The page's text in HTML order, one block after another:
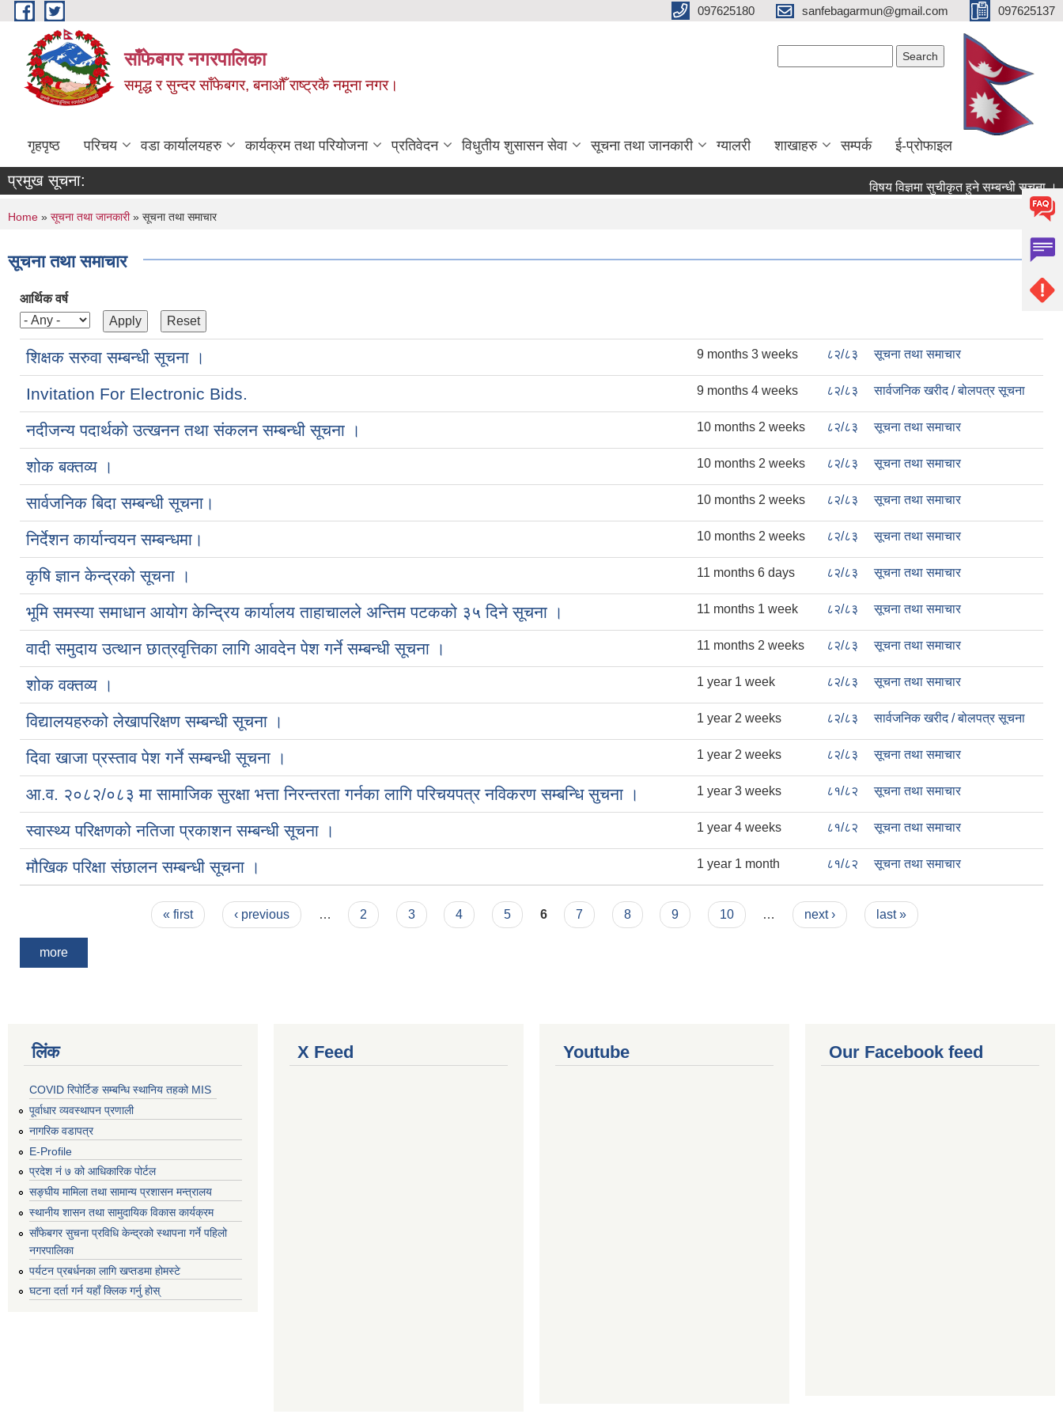
Skip to main content 097625180 sanfebagarmun@gmail.com 097625137
साँफेबगर नगरपालिका
समृद्ध र सुन्दर साँफेबगर, बनाऔँ राष्ट्रकै नमूना नगर।
गृहपृष्ठ परिचय वडा कार्यालयहरु कार्यक्रम तथा परियोजना प्रतिवेदन विधुतीय शुसासन सेवा सूचना तथा जानकारी ग्यालरी शाखाहरु सम्पर्क ई-प्रोफाइल
प्रमुख सूचना: विषय विज्ञमा सुचीकृत हुने सम्बन्धी सूचना ।
You are here
Home » सूचना तथा जानकारी» सूचना तथा समाचार
सूचना तथा समाचार
आर्थिक वर्ष
शिक्षक सरुवा सम्बन्धी सूचना । 9 months 3 weeks ८२/८३ सूचना तथा समाचार
Invitation For Electronic Bids. 9 months 4 weeks ८२/८३ सार्वजनिक खरीद / बोलपत्र सूचना
नदीजन्य पदार्थको उत्खनन तथा संकलन सम्बन्धी सूचना । 10 months 2 weeks ८२/८३ सूचना तथा समाचार
शोक बक्तव्य । 10 months 2 weeks ८२/८३ सूचना तथा समाचार
सार्वजनिक बिदा सम्बन्धी सूचना। 10 months 2 weeks ८२/८३ सूचना तथा समाचार
निर्देशन कार्यान्वयन सम्बन्धमा। 10 months 2 weeks ८२/८३ सूचना तथा समाचार
कृषि ज्ञान केन्द्रको सूचना । 11 months 6 days ८२/८३ सूचना तथा समाचार
भूमि समस्या समाधान आयोग केन्द्रिय कार्यालय ताहाचालले अन्तिम पटकको ३५ दिने सूचना । 11 months 1 week ८२/८३ सूचना तथा समाचार
वादी समुदाय उत्थान छात्रवृत्तिका लागि आवदेन पेश गर्ने सम्बन्धी सूचना । 11 months 2 weeks ८२/८३ सूचना तथा समाचार
शोक वक्तव्य । 1 year 1 week ८२/८३ सूचना तथा समाचार
विद्यालयहरुको लेखापरिक्षण सम्बन्धी सूचना । 1 year 2 weeks ८२/८३ सार्वजनिक खरीद / बोलपत्र सूचना
दिवा खाजा प्रस्ताव पेश गर्ने सम्बन्धी सूचना । 1 year 2 weeks ८२/८३ सूचना तथा समाचार
आ.व. २०८२/०८३ मा सामाजिक सुरक्षा भत्ता निरन्तरता गर्नका लागि परिचयपत्र नविकरण सम्बन्धि सुचना । 1 year 3 weeks ८१/८२ सूचना तथा समाचार
स्वास्थ्य परिक्षणको नतिजा प्रकाशन सम्बन्धी सूचना । 1 year 4 weeks ८१/८२ सूचना तथा समाचार
मौखिक परिक्षा संछालन सम्बन्धी सूचना । 1 year 1 month ८१/८२ सूचना तथा समाचार
« first ‹ previous … 2 3 4 5 6 7 8 9 10 … next › last »
more
लिंक
COVID रिपोर्टिङ सम्बन्धि स्थानिय तहको MIS
पूर्वाधार व्यवस्थापन प्रणाली
नागरिक वडापत्र
E-Profile
प्रदेश नं ७ को आधिकारिक पोर्टल
सङ्घीय मामिला तथा सामान्य प्रशासन मन्त्रालय
स्थानीय शासन तथा सामुदायिक विकास कार्यक्रम
साँफेबगर सुचना प्रविधि केन्द्रको स्थापना गर्ने पहिलो
नगरपालिका
पर्यटन प्रबर्धनका लागि खप्तडमा होमस्टे
घटना दर्ता गर्न यहाँ क्लिक गर्नु होस्
X Feed Youtube Our Facebook feed